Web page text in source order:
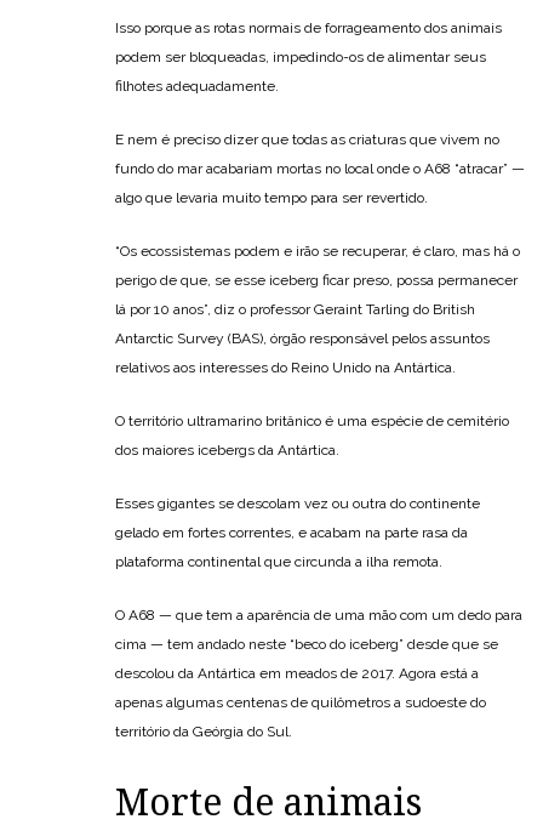
Isso porque as rotas normais de forrageamento dos animais
podem ser bloqueadas, impedindo-os de alimentar seus
filhotes adequadamente.
E nem é preciso dizer que todas as criaturas que vivem no
fundo do mar acabariam mortas no local onde o A68 “atracar” —
algo que levaria muito tempo para ser revertido.
“Os ecossistemas podem e irão se recuperar, é claro, mas há o
perigo de que, se esse iceberg ficar preso, possa permanecer
lá por 10 anos”, diz o professor Geraint Tarling do British
Antarctic Survey (BAS), órgão responsável pelos assuntos
relativos aos interesses do Reino Unido na Antártica.
O território ultramarino britânico é uma espécie de cemitério
dos maiores icebergs da Antártica.
Esses gigantes se descolam vez ou outra do continente
gelado em fortes correntes, e acabam na parte rasa da
plataforma continental que circunda a ilha remota.
O A68 — que tem a aparência de uma mão com um dedo para
cima — tem andado neste “beco do iceberg” desde que se
descolou da Antártica em meados de 2017. Agora está a
apenas algumas centenas de quilômetros a sudoeste do
território da Geórgia do Sul.
Morte de animais